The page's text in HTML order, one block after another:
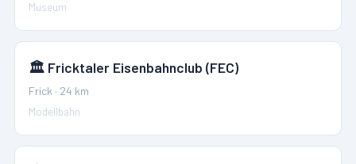
Museum
🏛️ Fricktaler Eisenbahnclub (FEC)
Frick · 24 km
Modellbahn